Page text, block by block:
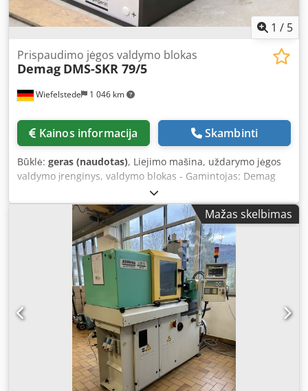
1 / 5
Wiefelstede 1 046 km
Prispaudimo jėgos valdymo blokas
Demag DMS-SKR 79/5
Kainos informacija Skambinti
Būklė: geras (naudotas), Liejimo mašina, uždarymo jėgos
valdymo įrenginys, valdymo blokas - Gamintojas: Demag
Kunststofftechnik, uždarymo jėgos valdymo įrenginys,
valdymo blokas Codpfxeldk H As Aahjha - Tipas: DMS-SKR
79/5 . RMS - Matmenys: 1/95/H95 mm - Svoris: 0,7 kg
Mažas skelbimas